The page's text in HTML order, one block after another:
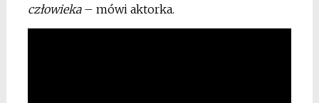
człowieka – mówi aktorka.